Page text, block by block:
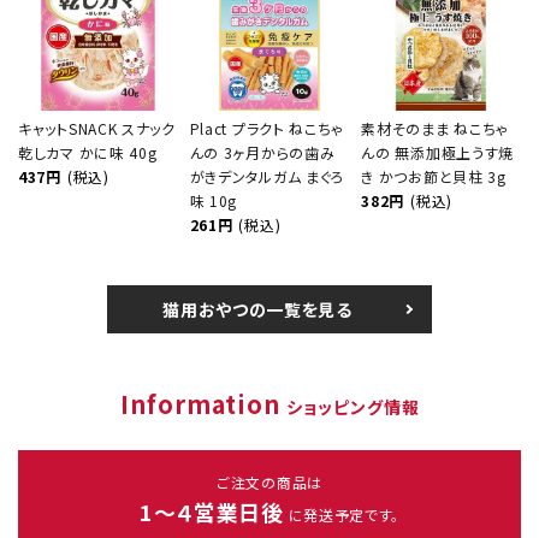
キャットSNACK スナック
乾しカマ かに味 40g
437円 (税込)
Plact プラクト ねこちゃ
んの 3ヶ月からの歯み
がきデンタルガム まぐろ
味 10g
261円 (税込)
素材そのまま ねこちゃ
んの 無添加極上うす焼
き かつお節と貝柱 3g
382円 (税込)
猫用おやつの一覧を見る
Information ショッピング情報
ご注文の商品は
1～４営業日後 に発送予定です。